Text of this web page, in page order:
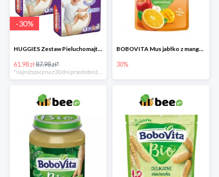
-30%
HUGGIES Zestaw Pieluchomajtki Jumbo 6 Uni ND High PANTS (15-25 kg) 2 x 30 szt. -30%
61.98 zł87.98 zł*
*najniższa cena z 30 dni przed obniżką
BOBOVITA Mus jabłko z mango i pomarańczą
30%